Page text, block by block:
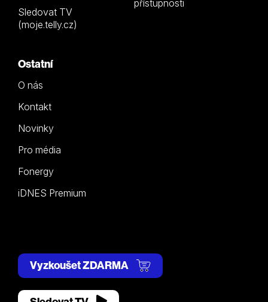
Sledovat TV
(moje.telly.cz)
přístupnosti
Ostatní
O nás
Kontakt
Novinky
Pro média
Fonergy
iDNES Premium
Vyzkoušet ZDARMA